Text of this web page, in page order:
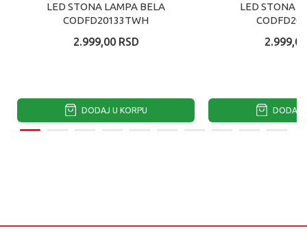
LED STONA LAMPA BELA
CODFD20133TWH
2.999,00 RSD
DODAJ U KORPU
LED STONA
2.999,00
DODAJ